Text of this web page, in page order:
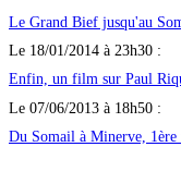
Le Grand Bief jusqu'au
Le 18/01/2014 à 23h30 :
Enfin, un film sur Paul
Le 07/06/2013 à 18h50 :
Du Somail à Minerve, 1ère